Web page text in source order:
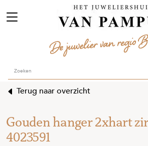
Terug naar overzicht
Gouden hanger 2xhart
4023591